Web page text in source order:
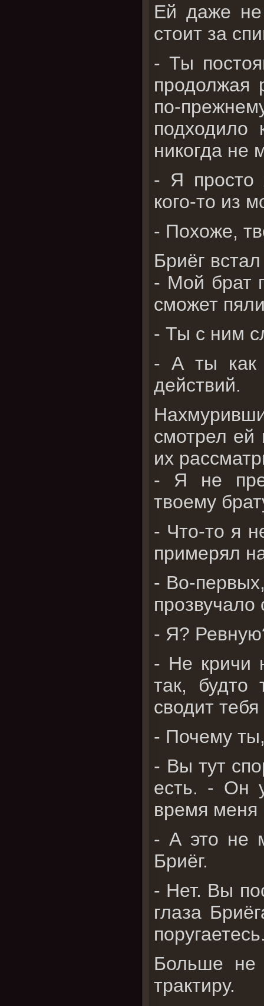
Ей даже не
стоит за
- Ты
продолжая
по-
подходило
никогда не
- Я просто
кого-то из
- Похоже,
Бриёг
- Мой брат
сможет
- Ты с ним
- А ты как
действий.
смотрел ей
их
- Я не
твоему
- Что-то я
примерял
- Во-
прозвучало
- Я?
- Не кричи
так,
сводит
- Почему
- Вы тут
есть. - Он
время меня
- А это не
Бриёг.
- Нет. Вы
глаза
Больше не
трактиру.